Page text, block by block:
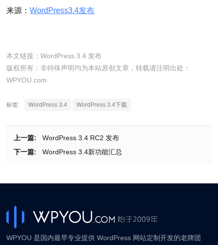
来源：WordPress3.4发布
本文链接：WordPress 3.4 发布
版权所有：非特殊声明均为本站原创文章，转载请注明出处：
WPYOU.com
标签: WordPress 3.4 WordPress 3.4下载
上一篇:
WordPress 3.4 RC2 发布
下一篇:
WordPress 3.4新功能汇总
WPYOU 是国内最早专业提供 WordPress 网站定制开发的老牌团